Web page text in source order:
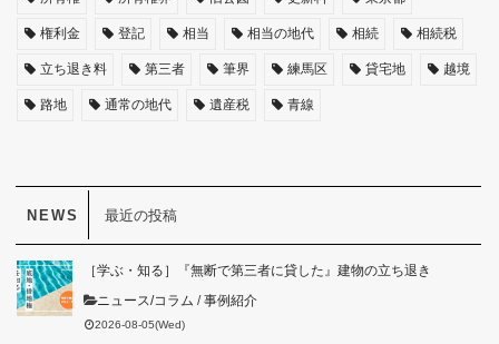
権利金 登記 相当 相当の地代 相続 相続税
立ち退き料 第三者 筆界 練馬区 貸宅地 越境
路地 通常の地代 遺産税 青線
最近の投稿
［学ぶ・知る］『無断で第三者に貸した』建物の立ち退き
ニュース/コラム /事例紹介
2026-08-05(Wed)